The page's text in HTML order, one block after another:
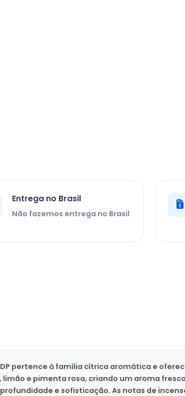
Entrega no Brasil
Não fazemos entrega no Brasil
pertence à família cítrica aromática e
e pimenta rosa, criando um aroma
e sofisticação. As notas de